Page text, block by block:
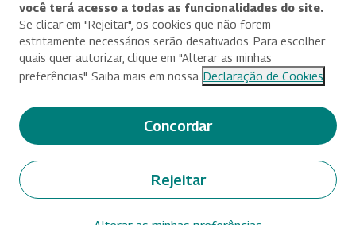
Acessibilidade
Termos de uso e aviso de privacidade
Alterar preferências de cookies
© 2025 Criado e desenvolvido por Enap
você terá acesso a todas as funcionalidades do site.
Se clicar em "Rejeitar", os cookies que não forem
estritamente necessários serão desativados. Para escolher
quais quer autorizar, clique em "Alterar as minhas
preferências". Saiba mais em nossa Declaração de Cookies
Concordar
Rejeitar